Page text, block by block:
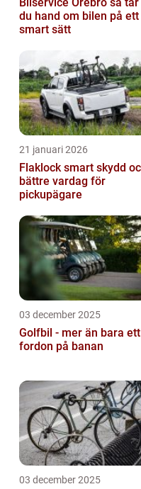
Bilservice Örebro så tar
du hand om bilen på ett
smart sätt
21 januari 2026
Flaklock smart skydd och
bättre vardag för
pickupägare
03 december 2025
Golfbil - mer än bara ett
fordon på banan
03 december 2025